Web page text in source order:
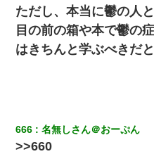
ただし、本当に鬱の人
目の前の箱や本で鬱の
はきちんと学ぶべきだ
666 名無しさん＠おーぷん
>>660